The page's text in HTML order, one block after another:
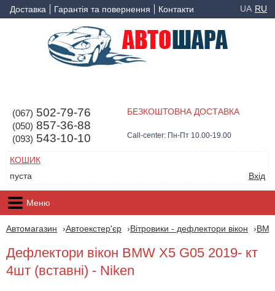
Доставка Гарантія та повернення Контакти UA RU
(067) 502-79-76
(050) 857-36-88
(093) 543-10-10
БЕЗКОШТОВНА ДОСТАВКА
Call-center: Пн-Пт 10.00-19.00
КОШИК
пуста
Вхід
Меню
Автомагазин Автоекстер'єр Вітровики - дефлектори вікон
Дефлектори вікон BMW X5 G05 2019- кт
4шт (вставні) - Niken